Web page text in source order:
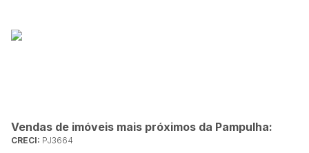
Vendas de imóveis mais próximos da Pampulha:
CRECI: PJ3664